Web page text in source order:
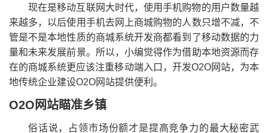
现在是移动互联网大时代，使用手机购物的用户数量越
来越多，以后使用手机去网上商城购物的人数只增不减，不
管是不是本地性质的商城系统开发商都看到了移动数据的力
量和未来发展前景。所以，小编觉得作为借助本地资源而存
在的商城系统更应该注重移动端入口，开发O2O网站，为本
地传统企业建设O2O网站提供便利。
O2O网站瞄准乡镇
俗话说，占领市场份额才是提高竞争力的最大秘密武